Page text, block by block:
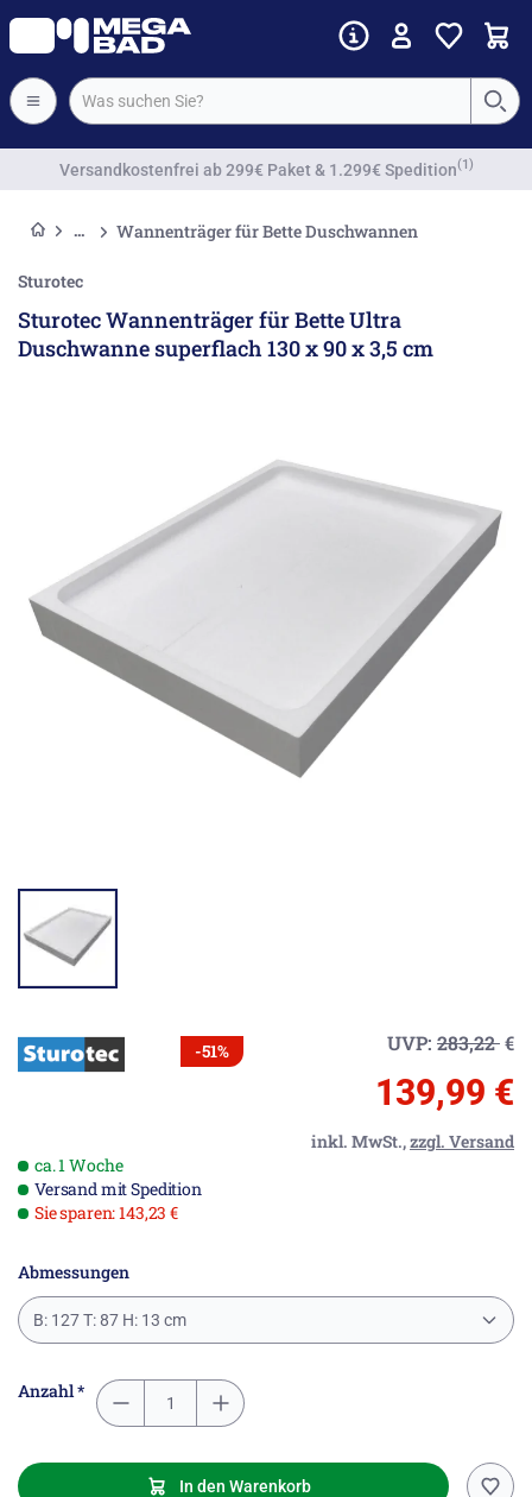
Vorkassenrabatt
Wannenträger für Bette Duschwannen
Sturotec
Sturotec Wannenträger für Bette Ultra
Duschwanne superflach 130 x 90 x 3,5 cm
-51% UVP: 283,22€
139,99 €
inkl. MwSt.,zzgl. Versand
ca. 1 Woche
Versand mit Spedition
Sie sparen: 143,23 €
Abmessungen
B: 127 T: 87 H: 13 cm
Anzahl *
In den Warenkorb